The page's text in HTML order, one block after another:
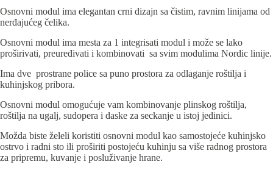
Osnovni modul ima elegantan crni dizajn sa čistim, ravnim linijama od
nerđajućeg čelika.
Osnovni modul ima mesta za 1 integrisati modul i može se lako
proširivati, preuređivati ​​i kombinovati sa svim modulima Nordic linije.
Ima dve prostrane police sa puno prostora za odlaganje roštilja i
kuhinjskog pribora.
Osnovni modul omogućuje vam kombinovanje plinskog roštilja,
roštilja na ugalj, sudopera i daske za seckanje u istoj jedinici.
Možda biste želeli koristiti osnovni modul kao samostojeće kuhinjsko
ostrvo i radni sto ili proširiti postojeću kuhinju sa više radnog prostora
za pripremu, kuvanje i posluživanje hrane.